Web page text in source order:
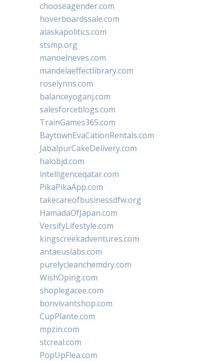
chooseagender.com
hoverboardssale.com
alaskapolitics.com
stsmp.org
manoelneves.com
mandelaeffectlibrary.com
roselynns.com
balanceyoganj.com
salesforceblogs.com
TrainGames365.com
BaytownEvaCationRentals.com
JabalpurCakeDelivery.com
halobjd.com
intelligenceqatar.com
PikaPikaApp.com
takecareofbusinessdfw.org
HamadaOfJapan.com
VersifyLifestyle.com
kingscreekadventures.com
antaeuslabs.com
purelycleanchemdry.com
WishOping.com
shoplegacee.com
bonvivantshop.com
CupPlante.com
mpzin.com
stcreal.com
PopUpFlea.com